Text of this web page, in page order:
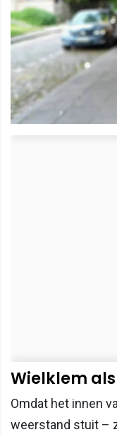
Wielklem
Omdat het innen
weerstand stuit –